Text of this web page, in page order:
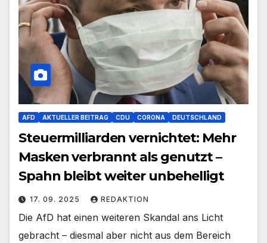
AFD AKTUELLER BEITRAG CDU CORONA DEUTSCHLAND
Steuermilliarden vernichtet: Mehr
Masken verbrannt als genutzt –
Spahn bleibt weiter unbehelligt
17. 09. 2025 REDAKTION
Die AfD hat einen weiteren Skandal ans Licht
gebracht – diesmal aber nicht aus dem Bereich